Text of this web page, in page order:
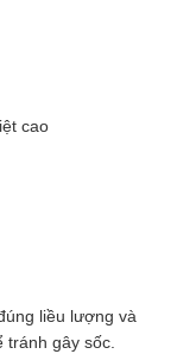
cao
liều lượng và
gây sốc.